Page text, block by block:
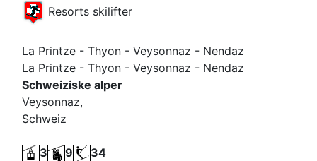
Resorts skilifter
La Printze - Thyon - Veysonnaz - Nendaz
La Printze - Thyon - Veysonnaz - Nendaz
Schweiziske alper
Veysonnaz,
Schweiz
3 9
34